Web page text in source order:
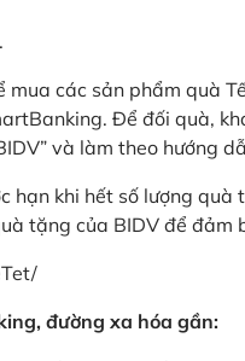
các sản phẩm quà
Để đối quà,
và làm theo hướng
hạn khi hết số lượng quà
tặng của BIDV để đảm
đường xa hóa gần: